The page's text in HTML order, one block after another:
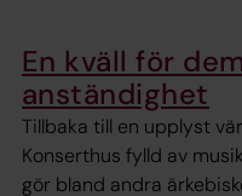
En kväll för
anständighet
Tillbaka till en upplyst
Konserthus fylld av
gör bland andra